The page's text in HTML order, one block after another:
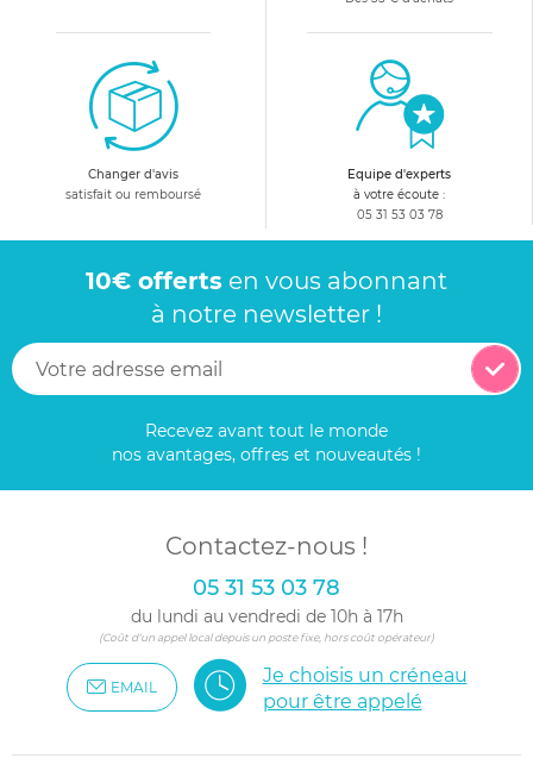
Changer d'avis
satisfait ou remboursé
Equipe d'experts
à votre écoute :
05 31 53 03 78
10€ offerts en vous abonnant
à notre newsletter !
Recevez avant tout le monde
nos avantages, offres et nouveautés !
Contactez-nous !
05 31 53 03 78
du lundi au vendredi de 10h à 17h
(Coût d'un appel local depuis un poste fixe, hors coût opérateur)
EMAIL
Je choisis un créneau
pour être appelé